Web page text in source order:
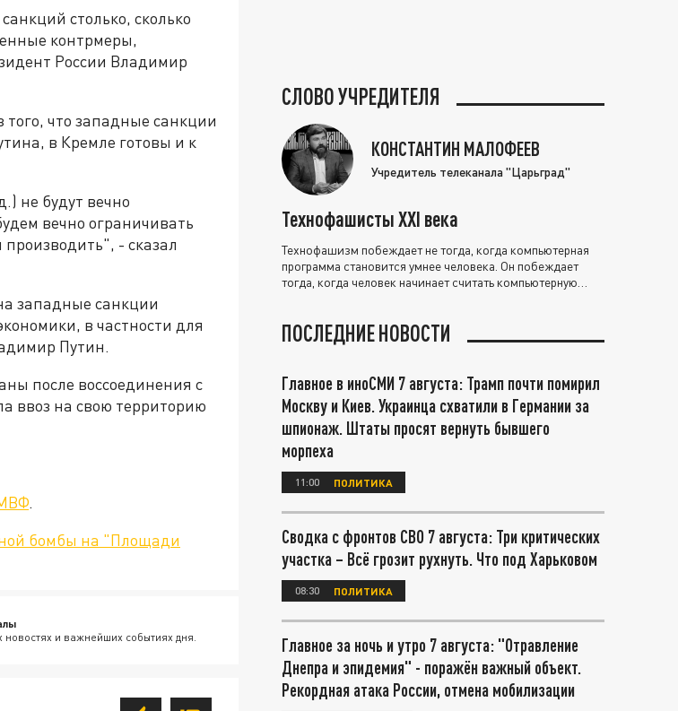
столько, сколько
контрмеры,
России Владимир
того, что западные санкции
в Кремле готовы и к
не будут вечно
вечно ограничивать
- сказал
западные санкции
в частности для
Путин.
после воссоединения с
ввоз на свою территорию
.
бомбы на "Площади
и важнейших событиях дня.
СЛОВО УЧРЕДИТЕЛЯ
КОНСТАНТИН МАЛОФЕЕВ
Учредитель телеканала "Царьград"
Технофашисты XXI века
Технофашизм побеждает не тогда, когда компьютерная
программа становится умнее человека. Он побеждает
тогда, когда человек начинает считать компьютерную
ПОСЛЕДНИЕ НОВОСТИ
Главное в иноСМИ 7 августа: Трамп почти помирил
Москву и Киев. Украинца схватили в Германии за
шпионаж. Штаты просят вернуть бывшего
морпеха
11:00 ПОЛИТИКА
Сводка с фронтов СВО 7 августа: Три критических
участка – Всё грозит рухнуть. Что под Харьковом
08:30 ПОЛИТИКА
Главное за ночь и утро 7 августа: "Отравление
Днепра и эпидемия" - поражён важный объект.
Рекордная атака России, отмена мобилизации